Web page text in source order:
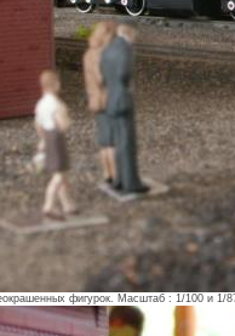
фигурок. Масштаб : 1/100 и 1/